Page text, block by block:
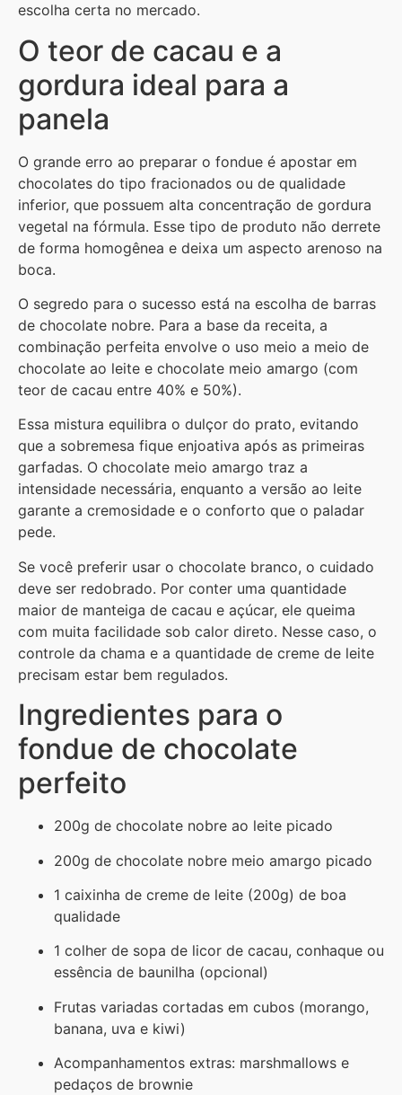
escolha certa no mercado.
O teor de cacau e a
gordura ideal para a
panela
O grande erro ao preparar o fondue é apostar em
chocolates do tipo fracionados ou de qualidade
inferior, que possuem alta concentração de gordura
vegetal na fórmula. Esse tipo de produto não derrete
de forma homogênea e deixa um aspecto arenoso na
boca.
O segredo para o sucesso está na escolha de barras
de chocolate nobre. Para a base da receita, a
combinação perfeita envolve o uso meio a meio de
chocolate ao leite e chocolate meio amargo (com
teor de cacau entre 40% e 50%).
Essa mistura equilibra o dulçor do prato, evitando
que a sobremesa fique enjoativa após as primeiras
garfadas. O chocolate meio amargo traz a
intensidade necessária, enquanto a versão ao leite
garante a cremosidade e o conforto que o paladar
pede.
Se você preferir usar o chocolate branco, o cuidado
deve ser redobrado. Por conter uma quantidade
maior de manteiga de cacau e açúcar, ele queima
com muita facilidade sob calor direto. Nesse caso, o
controle da chama e a quantidade de creme de leite
precisam estar bem regulados.
Ingredientes para o
fondue de chocolate
perfeito
200g de chocolate nobre ao leite picado
200g de chocolate nobre meio amargo picado
1 caixinha de creme de leite (200g) de boa
qualidade
1 colher de sopa de licor de cacau, conhaque ou
essência de baunilha (opcional)
Frutas variadas cortadas em cubos (morango,
banana, uva e kiwi)
Acompanhamentos extras: marshmallows e
pedaços de brownie